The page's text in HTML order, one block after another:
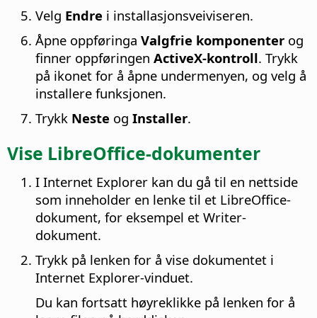
Velg Endre i installasjonsveiviseren.
Åpne oppføringa Valgfrie komponenter og
finner oppføringen ActiveX-kontroll. Trykk
på ikonet for å åpne undermenyen, og velg å
installere funksjonen.
Trykk Neste og Installer.
Vise LibreOffice-dokumenter
I Internet Explorer kan du gå til en nettside
som inneholder en lenke til et LibreOffice-
dokument, for eksempel et Writer-
dokument.
Trykk på lenken for å vise dokumentet i
Internet Explorer-vinduet.
Du kan fortsatt høyreklikke på lenken for å